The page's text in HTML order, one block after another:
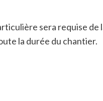
sera requise de
la durée du chantier.